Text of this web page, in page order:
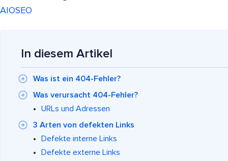
AIOSEO
In diesem Artikel
Was ist ein 404-Fehler?
Was verursacht 404-Fehler?
URLs und Adressen
3 Arten von defekten Links
Defekte interne Links
Defekte externe Links